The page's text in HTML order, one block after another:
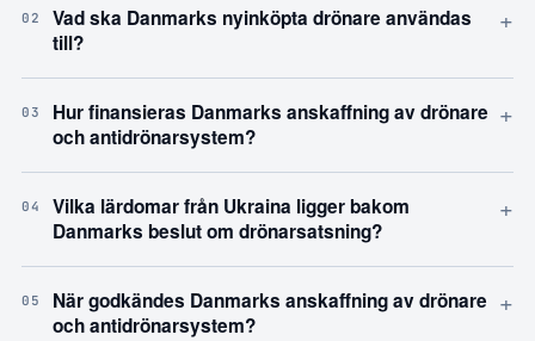
02
Vad ska Danmarks nyinköpta drönare användas
till?
+
03
Hur finansieras Danmarks anskaffning av drönare
och antidrönarsystem?
+
04
Vilka lärdomar från Ukraina ligger bakom
Danmarks beslut om drönarsatsning?
+
05
När godkändes Danmarks anskaffning av drönare
och antidrönarsystem?
+